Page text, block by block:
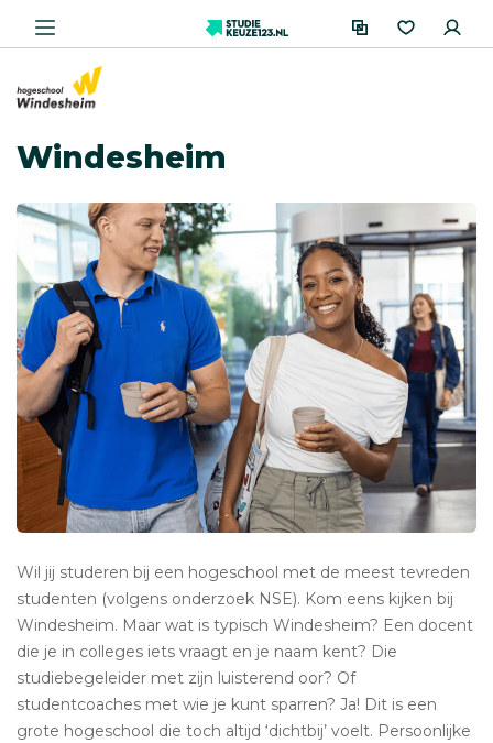
Windesheim
Wil jij studeren bij een hogeschool met de meest tevreden
studenten (volgens onderzoek NSE). Kom eens kijken bij
Windesheim. Maar wat is typisch Windesheim? Een docent
die je in colleges iets vraagt en je naam kent? Die
studiebegeleider met zijn luisterend oor? Of
studentcoaches met wie je kunt sparren? Ja! Dit is een
grote hogeschool die toch altijd ‘dichtbij’ voelt. Persoonlijke